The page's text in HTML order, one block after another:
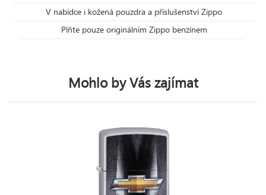
V nabídce i kožená pouzdra a příslušenství Zippo
Plňte pouze originálním Zippo benzínem
Mohlo by Vás zajímat